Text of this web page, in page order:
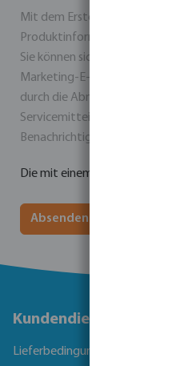
Mit dem Erstellen eines Kontos
Produktinformationen und
Sie können sich jederzeit über
Marketing-E-Mail abmelden.
durch die Abmeldung auch
Servicemitteilungen mehr
Benachrichtigungen über
Die mit einem Stern (*)
Absenden
Kundendienst
Lieferbedingungen